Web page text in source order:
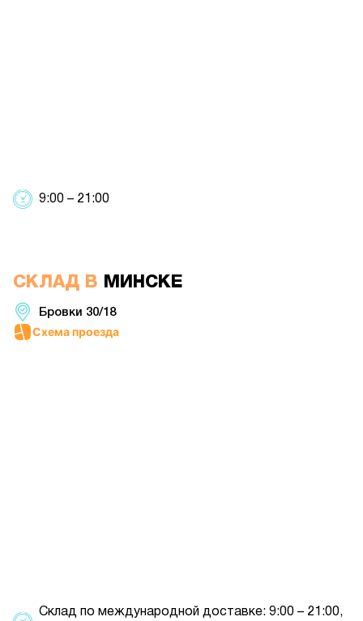
9:00 – 21:00
СКЛАД В МИНСКЕ
Бровки 30/18
Схема проезда
Склад по международной доставке: 9:00 – 21:00,